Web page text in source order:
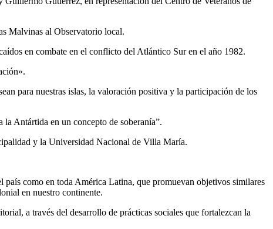
Malvinas al Observatorio local.
en combate en el conflicto del Atlántico Sur en el año 1982.
para nuestras islas, la valoración positiva y la participación de los
Antártida en un concepto de soberanía”.
y la Universidad Nacional de Villa María.
como en toda América Latina, que promuevan objetivos similares
en nuestro continente.
a través del desarrollo de prácticas sociales que fortalezcan la